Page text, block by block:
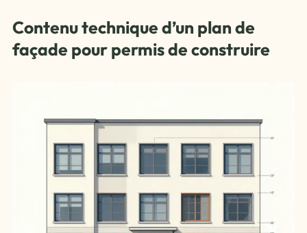
Contenu technique d’un plan de
façade pour permis de construire